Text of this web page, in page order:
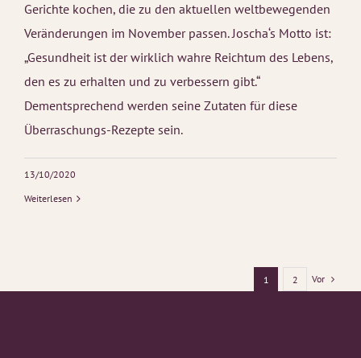
Gerichte kochen, die zu den aktuellen weltbewegenden
Veränderungen im November passen. Joscha‘s Motto ist:
„Gesundheit ist der wirklich wahre Reichtum des Lebens,
den es zu erhalten und zu verbessern gibt.“
Dementsprechend werden seine Zutaten für diese
Überraschungs-Rezepte sein.
13/10/2020
Weiterlesen
1 2 Vor